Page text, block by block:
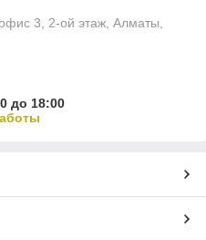
3, 2-ой этаж, Алматы,
до 18:00